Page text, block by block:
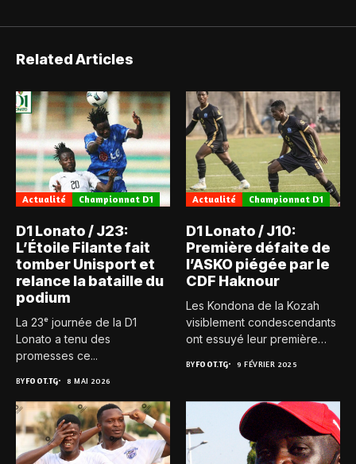
Related Articles
Actualité Championnat D1
D1 Lonato / J23:
L’Étoile Filante fait
tomber Unisport et
relance la bataille du
podium
La 23ᵉ journée de la D1
Lonato a tenu des
promesses ce...
BYFOOT.TG 8 MAI 2026
Actualité Championnat D1
D1 Lonato / J10:
Première défaite de
l’ASKO piégée par le
CDF Haknour
Les Kondona de la Kozah
visiblement condescendants
ont essuyé leur première
BYFOOT.TG 9 FÉVRIER 2025